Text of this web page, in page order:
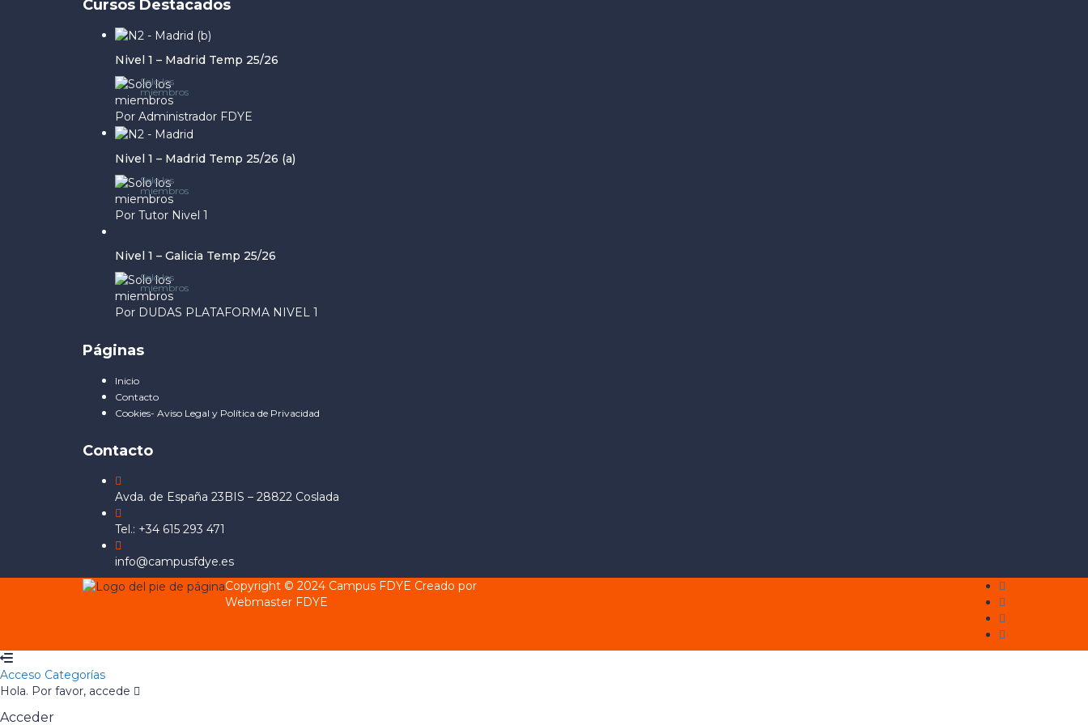
Cursos Destacados
Nivel 1 – Madrid Temp 25/26
Solo los
miembros
Por Administrador FDYE
Nivel 1 – Madrid Temp 25/26 (a)
Solo los
miembros
Por Tutor Nivel 1
Nivel 1 – Galicia Temp 25/26
Solo los
miembros
Por DUDAS PLATAFORMA NIVEL 1
Páginas
Inicio
Contacto
Cookies- Aviso Legal y Política de Privacidad
Contacto
Avda. de España 23BIS – 28822 Coslada
Tel.: +34 615 293 471
info@campusfdye.es
Copyright © 2024 Campus FDYE Creado por
Webmaster FDYE
Acceso Categorías
Hola. Por favor, accede
Acceder